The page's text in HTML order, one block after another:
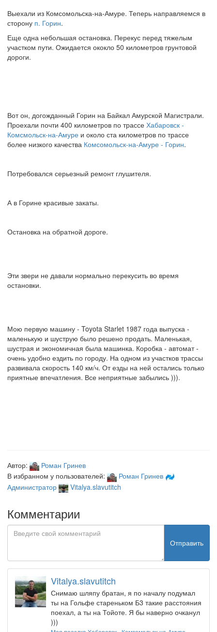
Выехали из Комсомольска-на-Амуре. Теперь направляемся в
сторону п. Горин.
Еще одна небольшая остановка. Перекус перед тяжелым
участком пути. Ожидается ококло 50 километров грунтовой
дороги.
Вот он, догожданный Горин на Байкал Амурской Магистрали.
Проехали почти 400 километров по трассе Хабаровск -
Комсмольск-на-Амуре и около ста километров по трассе
более низкого качества Комсомольск-на-Амуре - Горин.
Потребовался серьезный ремонт глушителя.
А в Горине красивые закаты.
Остановка на обратной дороге.
Эти звери не давали нормально перекусить во время
остановки.
Мою первую машину - Toyota Starlet 1987 года выпуска -
маленькую и шуструю было решено продать. Маленькая,
шустрая и экономичная была машинка. Коробка - автомат -
очень удобно ездить по городу. На одном из участков трассы
развивала скорость 140 км/ч. От езды на ней остались только
приятные впечатления. Все неприятные забылись ))).
Автор:
Роман Гринев
В избранном у пользователей:
Роман Гринев
Администратор
Vitalya.slavutitch
Комментарии
Отправить
Vitalya.slavutitch
Снимаю шляпу братан, я по началу подумал
ты на Гольфе стареньком Б3 такие расстояния
поехал, а ты на Тойоте. Я бы наверно очканул
)))